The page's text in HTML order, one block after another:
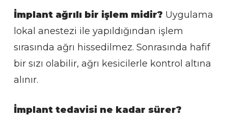
İmplant ağrılı bir işlem midir? Uygulama
lokal anestezi ile yapıldığından işlem
sırasında ağrı hissedilmez. Sonrasında hafif
bir sızı olabilir, ağrı kesicilerle kontrol altına
alınır.
İmplant tedavisi ne kadar sürer?